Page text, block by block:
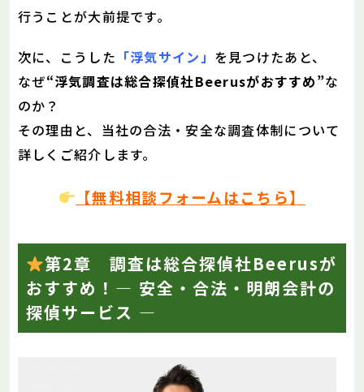
行うことが大前提です。
次に、こうした 「浮気サイン」 を見つけたあと、
なぜ“浮気調査は総合探偵社Beerusがおすすめ”な
のか？
その理由と、当社の合法・安全な調査体制について
詳しくご紹介します。
【無料相談フォームはこちら】
第2章 調査は総合探偵社Beerusが
おすすめ！— 安全・合法・明朗会計の
探偵サービス —